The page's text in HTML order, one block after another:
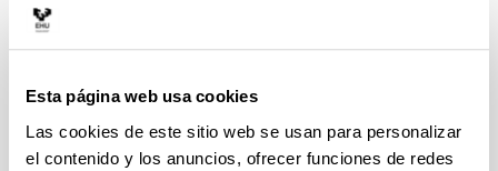
Esta página web usa cookies
Las cookies de este sitio web se usan para personalizar
el contenido y los anuncios, ofrecer funciones de redes
Ayudas para financiación de la adquisición y renovación de
UPV/EHU 2026
Trámite abierto
25/03/2026: Corrección de errores del listado provisional de
solicitudes admitidas y excluidas. 23/03/2026: Relación